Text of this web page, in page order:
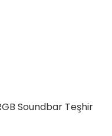
Soundbar Teşhir